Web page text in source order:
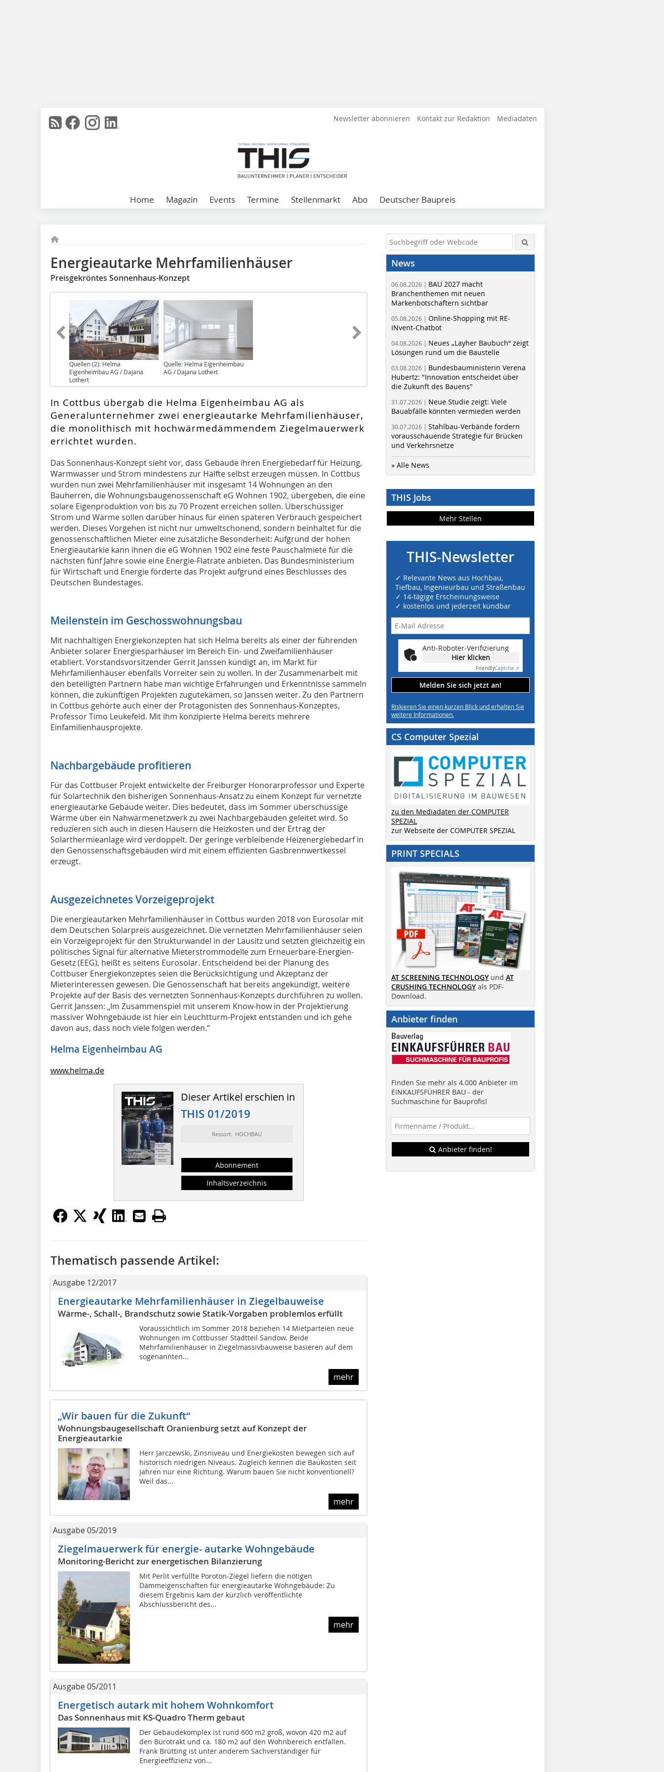
Newsletter abonnieren Kontakt zur Redaktion Mediadaten
Home Magazin Events Termine Stellenmarkt Abo Deutscher Baupreis
Energieautarke Mehrfamilienhäuser
Preisgekröntes Sonnenhaus-Konzept
Quellen (2): Helma
Eigenheimbau AG / Dajana
Lothert
Quelle: Helma Eigenheimbau
AG / Dajana Lothert
In Cottbus übergab die Helma Eigenheimbau AG als
Generalunternehmer zwei energieautarke Mehrfamilienhäuser,
die monolithisch mit hochwärmedämmendem Ziegelmauerwerk
errichtet wurden.
Das Sonnenhaus-Konzept sieht vor, dass Gebäude ihren Energiebedarf für Heizung,
Warmwasser und Strom mindestens zur Hälfte selbst erzeugen müssen. In Cottbus
wurden nun zwei Mehrfamilienhäuser mit insgesamt 14 Wohnungen an den
Bauherren, die Wohnungsbaugenossenschaft eG Wohnen 1902, übergeben, die eine
solare Eigenproduktion von bis zu 70 Prozent erreichen sollen. Überschüssiger
Strom und Wärme sollen darüber hinaus für einen späteren Verbrauch gespeichert
werden. Dieses Vorgehen ist nicht nur umweltschonend, sondern beinhaltet für die
genossenschaftlichen Mieter eine zusätzliche Besonderheit: Aufgrund der hohen
Energieautarkie kann ihnen die eG Wohnen 1902 eine feste Pauschalmiete für die
nächsten fünf Jahre sowie eine Energie-Flatrate anbieten. Das Bundesministerium
für Wirtschaft und Energie förderte das Projekt aufgrund eines Beschlusses des
Deutschen Bundestages.
Meilenstein im Geschosswohnungsbau
Mit nachhaltigen Energiekonzepten hat sich Helma bereits als einer der führenden
Anbieter solarer Energiesparhäuser im Bereich Ein- und Zweifamilienhäuser
etabliert. Vorstandsvorsitzender Gerrit Janssen kündigt an, im Markt für
Mehrfamilienhäuser ebenfalls Vorreiter sein zu wollen. In der Zusammenarbeit mit
den beteiligten Partnern habe man wichtige Erfahrungen und Erkenntnisse sammeln
können, die zukünftigen Projekten zugutekämen, so Janssen weiter. Zu den Partnern
in Cottbus gehörte auch einer der Protagonisten des Sonnenhaus-Konzeptes,
Professor Timo Leukefeld. Mit ihm konzipierte Helma bereits mehrere
Einfamilienhausprojekte.
Nachbargebäude profitieren
Für das Cottbuser Projekt entwickelte der Freiburger Honorarprofessor und Experte
für Solartechnik den bisherigen Sonnenhaus-Ansatz zu einem Konzept für vernetzte
energieautarke Gebäude weiter. Dies bedeutet, dass im Sommer überschüssige
Wärme über ein Nahwärmenetzwerk zu zwei Nachbargebäuden geleitet wird. So
reduzieren sich auch in diesen Häusern die Heizkosten und der Ertrag der
Solarthermieanlage wird verdoppelt. Der geringe verbleibende Heizenergiebedarf in
den Genossenschaftsgebäuden wird mit einem effizienten Gasbrennwertkessel
erzeugt.
Ausgezeichnetes Vorzeigeprojekt
Die energieautarken Mehrfamilienhäuser in Cottbus wurden 2018 von Eurosolar mit
dem Deutschen Solarpreis ausgezeichnet. Die vernetzten Mehrfamilienhäuser seien
ein Vorzeigeprojekt für den Strukturwandel in der Lausitz und setzten gleichzeitig ein
politisches Signal für alternative Mieterstrommodelle zum Erneuerbare-Energien-
Gesetz (EEG), heißt es seitens Eurosolar. Entscheidend bei der Planung des
Cottbuser Energiekonzeptes seien die Berücksichtigung und Akzeptanz der
Mieterinteressen gewesen. Die Genossenschaft hat bereits angekündigt, weitere
Projekte auf der Basis des vernetzten Sonnenhaus-Konzepts durchführen zu wollen.
Gerrit Janssen: „Im Zusammenspiel mit unserem Know-how in der Projektierung
massiver Wohngebäude ist hier ein Leuchtturm-Projekt entstanden und ich gehe
davon aus, dass noch viele folgen werden.“
Helma Eigenheimbau AG
www.helma.de
Dieser Artikel erschien in
THIS 01/2019
Ressort: HOCHBAU
Abonnement
Inhaltsverzeichnis
Thematisch passende Artikel:
Ausgabe 12/2017
Energieautarke Mehrfamilienhäuser in Ziegelbauweise
Wärme-, Schall-, Brandschutz sowie Statik-Vorgaben problemlos erfüllt
Voraussichtlich im Sommer 2018 beziehen 14 Mietparteien neue
Wohnungen im Cottbusser Stadtteil Sandow. Beide
Mehrfamilienhäuser in Ziegelmassivbauweise basieren auf dem
sogenannten...
mehr
„Wir bauen für die Zukunft“
Wohnungsbaugesellschaft Oranienburg setzt auf Konzept der
Energieautarkie
Herr Jarczewski, Zinsniveau und Energiekosten bewegen sich auf
historisch niedrigen Niveaus. Zugleich kennen die Baukosten seit
Jahren nur eine Richtung. Warum bauen Sie nicht konventionell?
Weil das...
mehr
Ausgabe 05/2019
Ziegelmauerwerk für energie- autarke Wohngebäude
Monitoring-Bericht zur energetischen Bilanzierung
Mit Perlit verfüllte Poroton-Ziegel liefern die nötigen
Dämmeigenschaften für energieautarke Wohngebäude: Zu
diesem Ergebnis kam der kürzlich veröffentlichte
Abschlussbericht des...
mehr
Ausgabe 05/2011
Energetisch autark mit hohem Wohnkomfort
Das Sonnenhaus mit KS-Quadro Therm gebaut
Der Gebäudekomplex ist rund 600 m2 groß, wovon 420 m2 auf
den Bürotrakt und ca. 180 m2 auf den Wohnbereich entfallen.
Frank Brütting ist unter anderem Sachverständiger für
Energieeffizienz von...
News
06.08.2026 | BAU 2027 macht
Branchenthemen mit neuen
Markenbotschaftern sichtbar
05.08.2026 | Online-Shopping mit RE-
INvent-Chatbot
04.08.2026 | Neues „Layher Baubuch“ zeigt
Lösungen rund um die Baustelle
03.08.2026 | Bundesbauministerin Verena
Hubertz: "Innovation entscheidet über
die Zukunft des Bauens"
31.07.2026 | Neue Studie zeigt: Viele
Bauabfälle könnten vermieden werden
30.07.2026 | Stahlbau-Verbände fordern
vorausschauende Strategie für Brücken
und Verkehrsnetze
» Alle News
THIS Jobs
Mehr Stellen
THIS-Newsletter
✓ Relevante News aus Hochbau,
Tiefbau, Ingenieurbau und Straßenbau
✓ 14-tägige Erscheinungsweise
✓ kostenlos und jederzeit kündbar
Anti-Roboter-Verifizierung
Hier klicken
FriendlyCaptcha ⇗
Melden Sie sich jetzt an!
Riskieren Sie einen kurzen Blick und erhalten Sie
weitere Informationen.
CS Computer Spezial
zu den Mediadaten der COMPUTER
SPEZIAL
zur Webseite der COMPUTER SPEZIAL
PRINT SPECIALS
AT SCREENING TECHNOLOGY und AT
CRUSHING TECHNOLOGY als PDF-
Download.
Anbieter finden
Finden Sie mehr als 4.000 Anbieter im
EINKAUFSFÜHRER BAU - der
Suchmaschine für Bauprofis!
Anbieter finden!